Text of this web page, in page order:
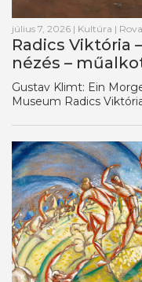
július 7, 2026 | Kultúra |
Radics Viktória
nézés –
Gustav Klimt: Ein
Museum Radics